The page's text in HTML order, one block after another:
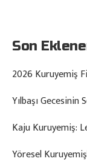
Son
2026 Kuruyemiş
Yılbaşı Gecesinin
Kaju Kuruyemiş:
Yöresel